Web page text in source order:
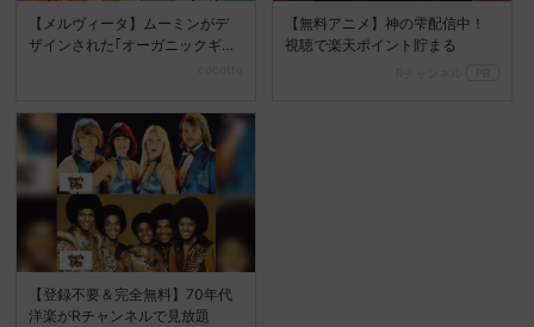
【メルヴィータ】ムーミンがデ
ザインされた｢オーガニックギフ
【無料アニメ】神の雫配信中！
視聴で楽天ポイント貯まる
【登録不要＆完全無料】70年代
洋楽がRチャンネルで見放題